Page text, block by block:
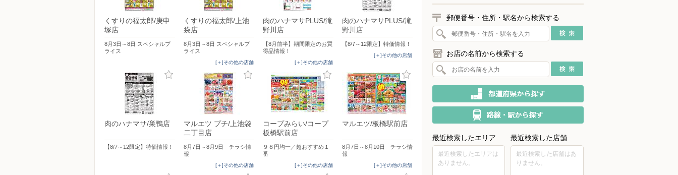
くすりの福太郎/庚申
塚店
8月3日～8日 スペシャルプ
ライス
くすりの福太郎/上池
袋店
8月3日～8日 スペシャルプ
ライス
[＋]その他の店舗
肉のハナマサPLUS/滝
野川店
【8月前半】期間限定のお買
得品情報！
[＋]その他の店舗
肉のハナマサPLUS/滝
野川店
【8/7～12限定】特価情報！
[＋]その他の店舗
肉のハナマサ/巣鴨店
【8/7～12限定】特価情報！
マルエツ プチ/上池袋
二丁目店
8月7日～8月9日 チラシ情
報
[＋]その他の店舗
コープみらい/コープ
板橋駅前店
９８円均一／超おすすめ１
番
[＋]その他の店舗
マルエツ/板橋駅前店
8月7日～8月10日 チラシ情
報
[＋]その他の店舗
郵便番号・住所・駅名から検索する
お店の名前から検索する
最近検索したエリア
最近検索したエリアは
ありません。
最近検索した店舗
最近検索した店舗はあ
りません。